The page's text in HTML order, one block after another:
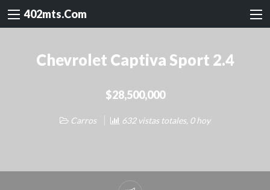
402mts.Com
Chevrolet Captiva Sport 2.4
$28,500,000
Carros 632 vistas totales, 0 hoy